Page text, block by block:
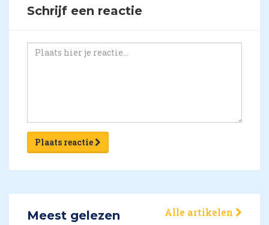
Schrijf een reactie
Plaats reactie
Meest gelezen Alle artikelen